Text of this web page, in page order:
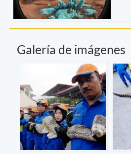
Galería de imágenes